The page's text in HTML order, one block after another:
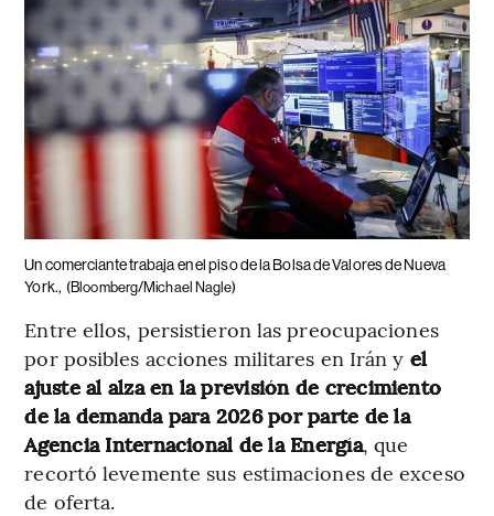
Un comerciante trabaja en el piso de la Bolsa de Valores de Nueva
York., (Bloomberg/Michael Nagle)
Entre ellos, persistieron las preocupaciones
por posibles acciones militares en Irán y el
ajuste al alza en la previsión de crecimiento
de la demanda para 2026 por parte de la
Agencia Internacional de la Energía, que
recortó levemente sus estimaciones de exceso
de oferta.